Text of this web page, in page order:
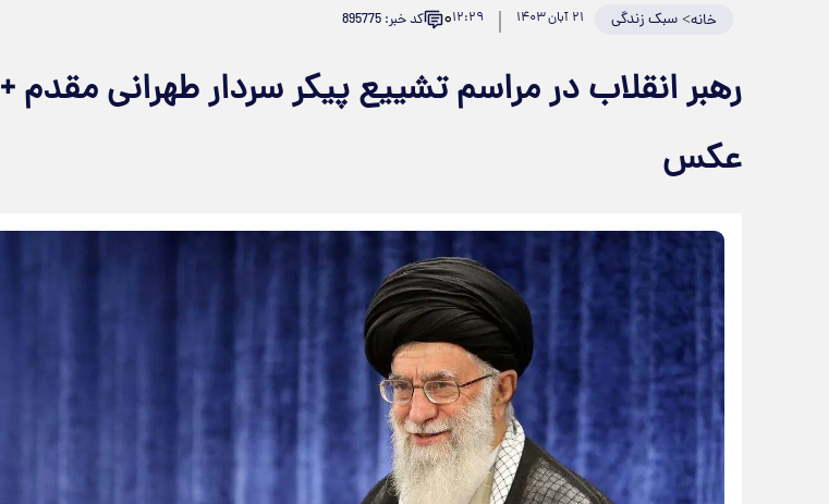
خانه>سبک زندگی ۲۱ آبان ۱۴۰۳ ۱۲:۲۹۰ کد خبر: 895775
رهبر انقلاب در مراسم تشییع پیکر سردار طهرانی‌ مقدم +
عکس